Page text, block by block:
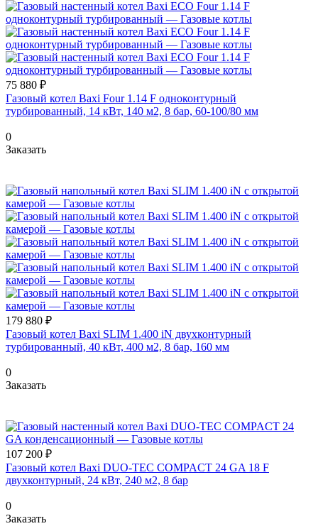
75 880 ₽
Газовый котел Baxi Four 1.14 F одноконтурный
турбированный, 14 кВт, 140 м2, 8 бар, 60-100/80 мм
0
Заказать
179 880 ₽
Газовый котел Baxi SLIM 1.400 iN двухконтурный
турбированный, 40 кВт, 400 м2, 8 бар, 160 мм
0
Заказать
107 200 ₽
Газовый котел Baxi DUO-TEC COMPACT 24 GA 18 F
двухконтурный, 24 кВт, 240 м2, 8 бар
0
Заказать